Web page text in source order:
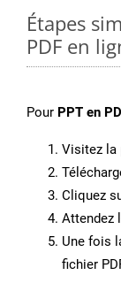
Étapes
PDF en
Pour PPT en
Visitez la
Cliquez
Attendez
Une fois
fichier